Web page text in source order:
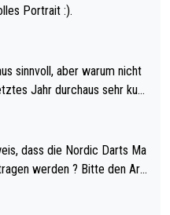
Portrait :).
sinnvoll, aber warum nicht
Qualifikation des Weltmei
war bei Archie Self letzt
werden ? Bitte den Arti